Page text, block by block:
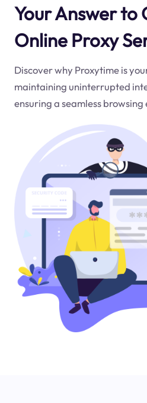
Your Answer to
Online Proxy
Discover why Proxytime is
maintaining uninterrupted
ensuring a seamless browsing